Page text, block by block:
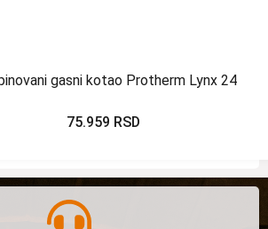
gasni kotao Protherm Lynx 24
75.959 RSD